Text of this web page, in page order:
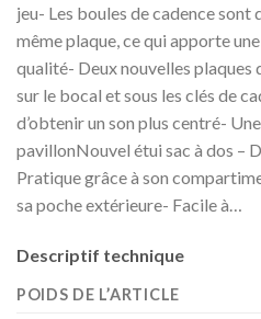
jeu- Les boules de cadence sont
même plaque, ce qui apporte
qualité- Deux nouvelles plaques
sur le bocal et sous les clés de
d’obtenir un son plus centré-
pavillonNouvel étui sac à dos –
Pratique grâce à son
sa poche extérieure- Facile à…
Descriptif technique
POIDS DE L’ARTICLE